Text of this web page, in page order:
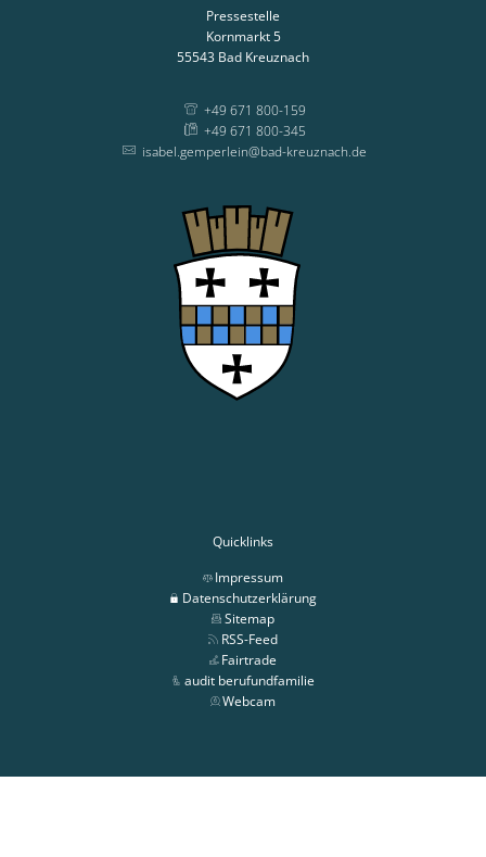
Pressestelle
Kornmarkt 5
55543 Bad Kreuznach
+49 671 800-159
+49 671 800-345
isabel.gemperlein@bad-kreuznach.de
Quicklinks
Impressum
Datenschutzerklärung
Sitemap
RSS-Feed
Fairtrade
audit berufundfamilie
Webcam